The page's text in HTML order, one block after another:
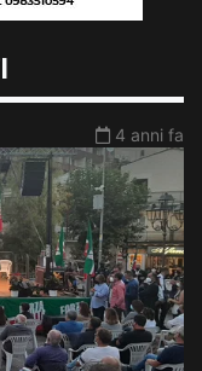
4 anni fa